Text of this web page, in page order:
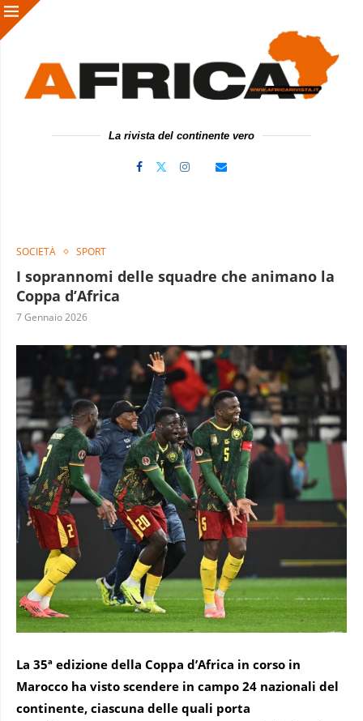
La rivista del continente vero
SOCIETÀ SPORT
I soprannomi delle squadre che animano la
Coppa d’Africa
7 Gennaio 2026
La 35ª edizione della Coppa d’Africa in corso in
Marocco ha visto scendere in campo 24 nazionali del
continente, ciascuna delle quali porta